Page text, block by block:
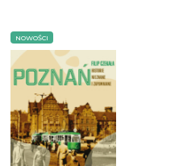
NOWOŚCI